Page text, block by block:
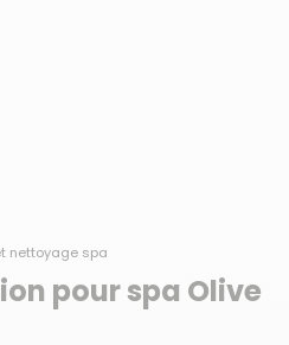
nettoyage spa
pour spa Olive